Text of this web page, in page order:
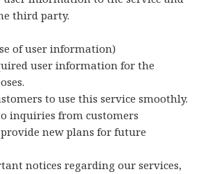
third party.
of user information)
user information for the
to use this service smoothly.
inquiries from customers
provide new plans for future
notices regarding our services,